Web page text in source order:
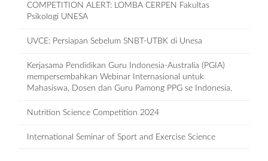
COMPETITION ALERT: LOMBA CERPEN Fakultas
Psikologi UNESA
UVCE: Persiapan Sebelum SNBT-UTBK di Unesa
Kerjasama Pendidikan Guru Indonesia-Australia (PGIA)
mempersembahkan Webinar Internasional untuk
Mahasiswa, Dosen dan Guru Pamong PPG se Indonesia.
Nutrition Science Competition 2024
International Seminar of Sport and Exercise Science